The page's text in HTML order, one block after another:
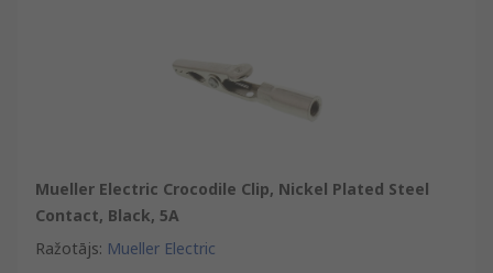
Mueller Electric Crocodile Clip, Nickel Plated Steel
Contact, Black, 5A
Ražotājs: Mueller Electric